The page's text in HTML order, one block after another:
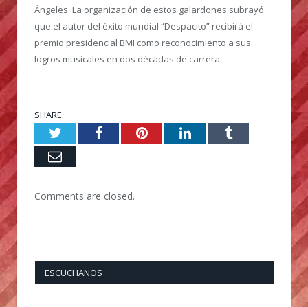
Ángeles. La organización de estos galardones subrayó
que el autor del éxito mundial “Despacito” recibirá el
premio presidencial BMI como reconocimiento a sus
logros musicales en dos décadas de carrera.
SHARE.
TwitterFacebookPinterestLinkedInTumblr
Email
Comments are closed.
ESCUCHANOS